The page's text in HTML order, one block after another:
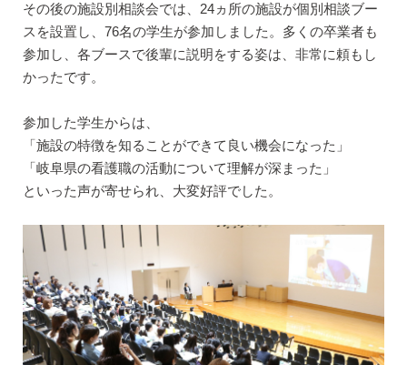
その後の施設別相談会では、24ヵ所の施設が個別相談ブー
スを設置し、76名の学生が参加しました。多くの卒業者も
参加し、各ブースで後輩に説明をする姿は、非常に頼もし
かったです。
参加した学生からは、
「施設の特徴を知ることができて良い機会になった」
「岐阜県の看護職の活動について理解が深まった」
といった声が寄せられ、大変好評でした。